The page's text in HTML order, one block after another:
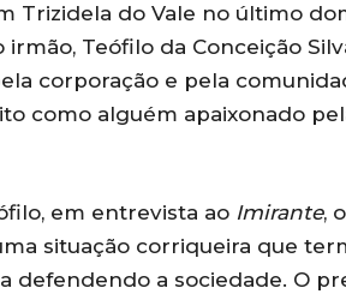
Trizidela do Vale no último
irmão, Teófilo da Conceição
corporação e pela
como alguém apaixonado
em entrevista ao Imirante,
situação corriqueira que
defendendo a sociedade. O